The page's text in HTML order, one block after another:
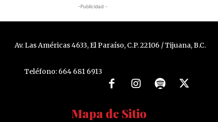
-Publicidad -
Av. Las Américas 4633, El Paraíso, C.P. 22106 / Tijuana, B.C.
Teléfono: 664 681 6913
Mapa de Sitio